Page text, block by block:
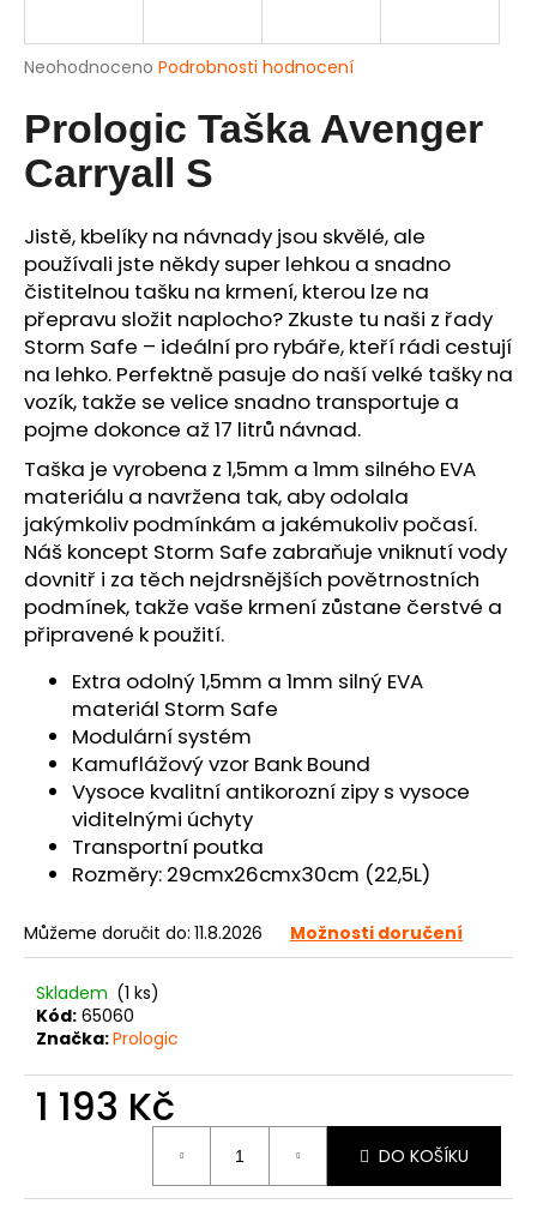
Průměrné
produktu
je
0,0
z
hvězdiček.
Neohodnoceno Podrobnosti hodnocení
Prologic Taška Avenger
Carryall S
Jistě, kbelíky na návnady jsou skvělé, ale
používali jste někdy super lehkou a snadno
čistitelnou tašku na krmení, kterou lze na
přepravu složit naplocho? Zkuste tu naši z řady
Storm Safe – ideální pro rybáře, kteří rádi cestují
na lehko. Perfektně pasuje do naší velké tašky na
vozík, takže se velice snadno transportuje a
pojme dokonce až 17 litrů návnad.
Taška je vyrobena z 1,5mm a 1mm silného EVA
materiálu a navržena tak, aby odolala
jakýmkoliv podmínkám a jakémukoliv počasí.
Náš koncept Storm Safe zabraňuje vniknutí vody
dovnitř i za těch nejdrsnějších povětrnostních
podmínek, takže vaše krmení zůstane čerstvé a
připravené k použití.
Extra odolný 1,5mm a 1mm silný EVA
materiál Storm Safe
Modulární systém
Kamuflážový vzor Bank Bound
Vysoce kvalitní antikorozní zipy s vysoce
viditelnými úchyty
Transportní poutka
Rozměry: 29cmx26cmx30cm (22,5L)
Můžeme doručit do: 11.8.2026 Možnosti doručení
Skladem (1 ks)
Kód: 65060
Značka:Prologic
1 193 Kč
DO KOŠÍKU
j
t
?
HLEDAT
D
o
p
o
r
u
č
u
j
e
m